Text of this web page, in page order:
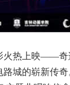
火热上映——奇
城的崭新传